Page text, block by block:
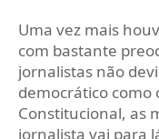
Uma vez mais
com bastante
jornalistas não
democrático como
Constitucional, as
jornalista vai para